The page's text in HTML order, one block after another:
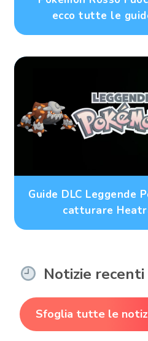
ecco tutte le
Guide DLC Leggende
catturare
Notizie recenti
Sfoglia tutte le